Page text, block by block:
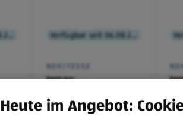
NOVITESSE
Jersey-
Heute im Angebot: